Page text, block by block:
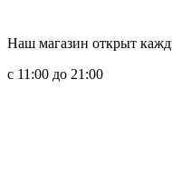
Наш магазин открыт
с 11:00 до 21:00